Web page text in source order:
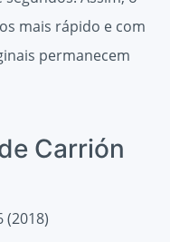
mais rápido e com
permanecem
Carrión
(2018)